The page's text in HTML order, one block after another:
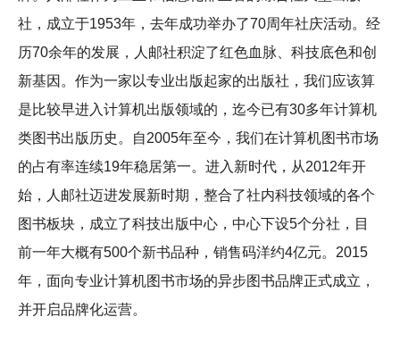
社，成立于1953年，去年成功举办了70周年社庆活动。经
历70余年的发展，人邮社积淀了红色血脉、科技底色和创
新基因。作为一家以专业出版起家的出版社，我们应该算
是比较早进入计算机出版领域的，迄今已有30多年计算机
类图书出版历史。自2005年至今，我们在计算机图书市场
的占有率连续19年稳居第一。进入新时代，从2012年开
始，人邮社迈进发展新时期，整合了社内科技领域的各个
图书板块，成立了科技出版中心，中心下设5个分社，目
前一年大概有500个新书品种，销售码洋约4亿元。2015
年，面向专业计算机图书市场的异步图书品牌正式成立，
并开启品牌化运营。